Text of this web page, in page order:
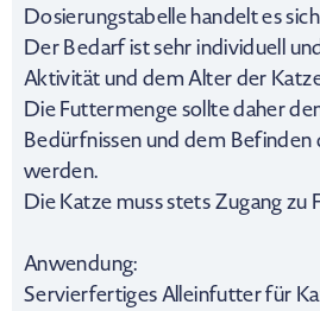
Dosierungstabelle handelt es
Der Bedarf ist sehr individuell
Aktivität und dem Alter der
Die Futtermenge sollte daher
Bedürfnissen und dem Befinden
werden.
Die Katze muss stets Zugang zu
Anwendung:
Servierfertiges Alleinfutter für